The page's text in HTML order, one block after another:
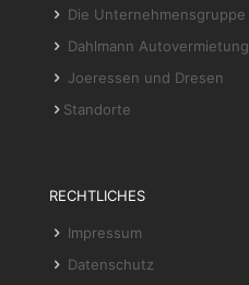
Die Unternehmensgruppe
Dahlmann Autovermietung
Joeressen und Dresen
Standorte
RECHTLICHES
Impressum
Datenschutz